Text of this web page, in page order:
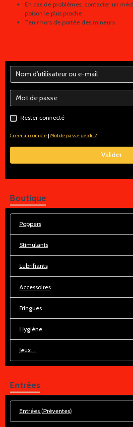
En cas de problèmes, contacter un
poison le plus proche
Tenir hors de portée des mineurs
Rester connecté
Créer un compte | Mot de passe perdu ?
Valider
Boutique
Poppers
Stimulants
Lubrifiants
Accessoires
Fringues
Hygiène
Jeux....
Entrées
Entrées (Préventes)